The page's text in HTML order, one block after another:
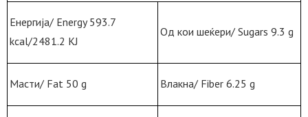
Енергија/ Energy 593.7
kcal/2481.2 KJ
Од кои шеќери/ Sugars 9.3 g
Масти/ Fat 50 g Влакна/ Fiber 6.25 g